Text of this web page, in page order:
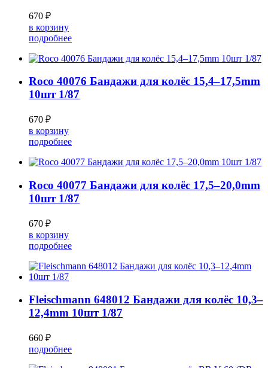
670 ₽
в корзину
подробнее
Roco 40076 Бандажи для колёс 15,4–17,5mm
10шт 1/87
670 ₽
в корзину
подробнее
Roco 40077 Бандажи для колёс 17,5–20,0mm
10шт 1/87
670 ₽
в корзину
подробнее
Fleischmann 648012 Бандажи для колёс 10,3–
12,4mm 10шт 1/87
660 ₽
подробнее